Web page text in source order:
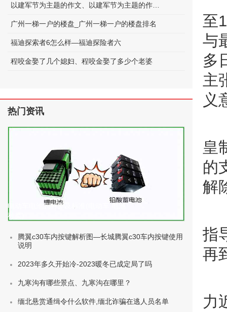
至
与
多
主
义
皇
的
解
指
再
力
广州一梯一户的楼盘_广州一梯一户的楼盘排名
福迪探索者6怎么样—福迪探险者六
程咬金娶了几个媳妇、程咬金娶了多少个老婆
热门资讯
电动车电池的种类及标准(电动车 电池
种类)
腾翼c30车内按键解析图—长城腾翼c30车内按键使用
说明
2023年多久开始冷-2023暖冬已成定局了吗
九寒沟有哪些景点、九寒沟在哪里？
缅北悬赏通缉令什么软件,缅北诈骗在逃人员名单